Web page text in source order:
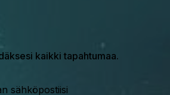
kaikki tapahtumaa.
sähköpostiisi